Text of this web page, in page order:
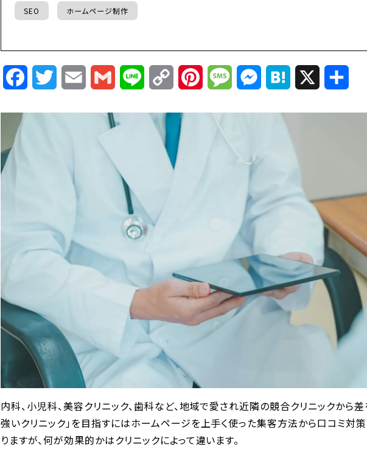
SEO ホームページ制作
FacebookTwitterEmail Gmail Line
Copy
Link
PinterestMessageMessenger
Hatena
内科、小児科、美容クリニック、歯科など、地域で愛され近隣の競合クリニックから
強いクリニック」を目指すにはホームページを上手く使った集客方法から口コミ対
りますが、何が効果的かはクリニックによって違います。